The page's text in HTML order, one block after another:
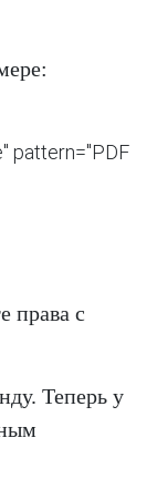
pattern="PDF
права с
Теперь у